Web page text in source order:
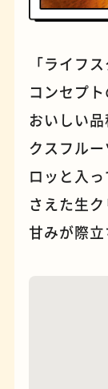
パンケーキ
「ライフ
コンセプ
おいしい
クスフル
ロッと入
さえた生
甘みが際立